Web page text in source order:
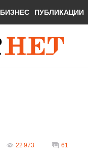
БИЗНЕС ПУБЛИКАЦИИ
22 973 61